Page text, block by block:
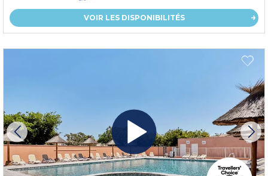
VOIR LES DISPONIBILITÉS